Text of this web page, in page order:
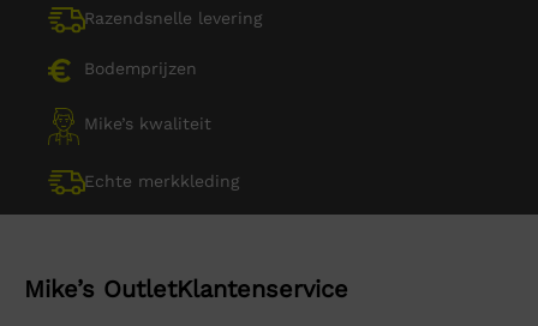
Razendsnelle levering
Bodemprijzen
Mike’s kwaliteit
Echte merkkleding
Mike’s OutletKlantenservice